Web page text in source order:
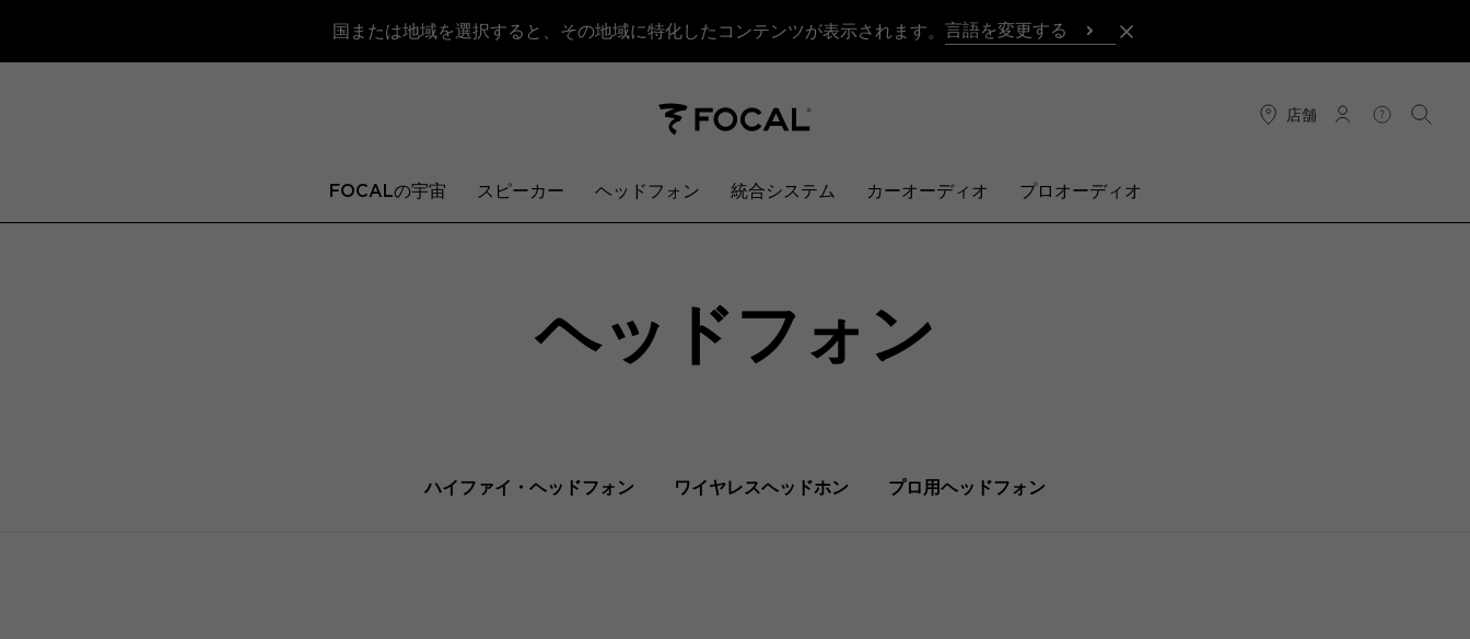
国または地域を選択すると、その地域に特化したコンテンツが表示されます。 言語を変更する
店舗
接続 ヘルプ検索
FOCALの宇宙 スピーカー ヘッドフォン 統合システム カーオーディオ プロオーディオ
ヘッドフォン
ハイファイ・ヘッドフォン ワイヤレスヘッドホン プロ用ヘッドフォン